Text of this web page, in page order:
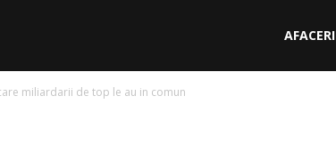
AFACERI
miliardarii de top le au in comun